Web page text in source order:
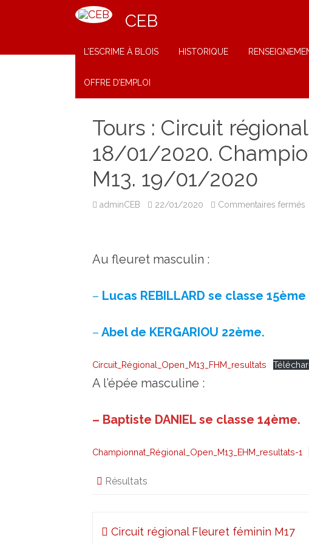
CEB
L’ESCRIME À BLOIS HISTORIQUE
OFFRE D’EMPLOI
Tours : Circuit
18/01/2020.
M13. 19/01/2020
adminCEB 22/01/2020 Commentaires fermés
Au fleuret masculin :
– Lucas REBILLARD se classe 15ème
– Abel de KERGARIOU 22ème.
Circuit_Régional_Open_M13_FHM_resultats
A l’épée masculine :
– Baptiste DANIEL se classe 14ème.
Championnat_Régional_Open_M13_EHM_resultats-1
Résultats
Navigation
Circuit régional Fleuret féminin M17